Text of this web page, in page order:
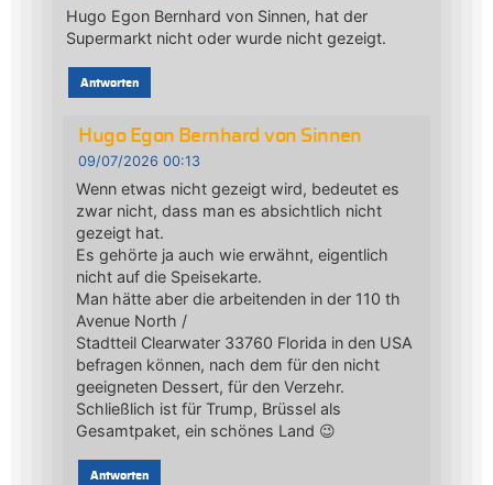
Hugo Egon Bernhard von Sinnen, hat der
Supermarkt nicht oder wurde nicht gezeigt.
Antworten
Hugo Egon Bernhard von Sinnen
09/07/2026 00:13
Wenn etwas nicht gezeigt wird, bedeutet es
zwar nicht, dass man es absichtlich nicht
gezeigt hat.
Es gehörte ja auch wie erwähnt, eigentlich
nicht auf die Speisekarte.
Man hätte aber die arbeitenden in der 110 th
Avenue North /
Stadtteil Clearwater 33760 Florida in den USA
befragen können, nach dem für den nicht
geeigneten Dessert, für den Verzehr.
Schließlich ist für Trump, Brüssel als
Gesamtpaket, ein schönes Land 😉
Antworten